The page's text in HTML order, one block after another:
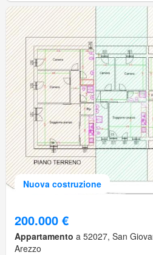
Nuova costruzione
200.000 €
Appartamento a 52027, San
Arezzo